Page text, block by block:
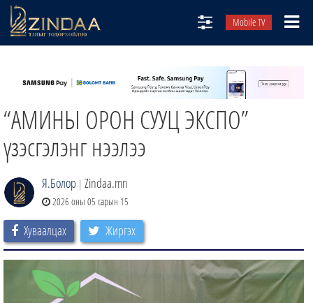
Mobile TV
ТВ8
ӨГЛӨӨНИЙ СОНИН
ЗИНДАА СЭТГҮҮЛ
“АМИНЫ ОРОН СУУЦ ЭКСПО”
үзэсгэлэнг нээлээ
Я.Болор | Zindaa.mn
2026 оны 05 сарын 15
Хуваалцах Жиргэх